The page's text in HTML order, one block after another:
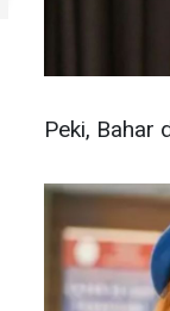
Peki, Bahar